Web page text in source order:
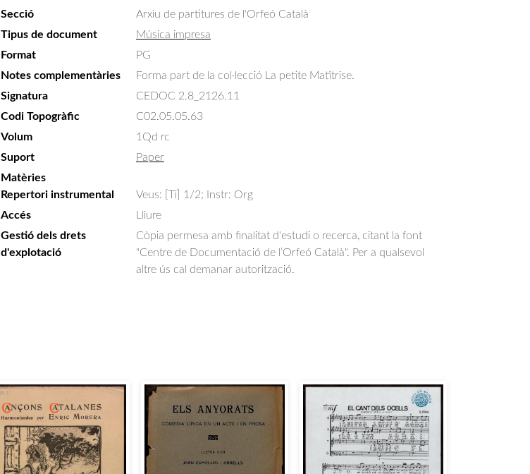
Secció
Arxiu de partitures de l'Orfeó Català
Tipus de document
Música impresa
Format
PG
Notes complementàries
Forma part de la col·lecció La petite Matîtrise.
Signatura
CEDOC 2.8_2126.11
Codi Topogràfic
C02.05.05.63
Volum
1Qd rc
Suport
Paper
Matèries
Repertori instrumental
Veus: [Ti] 1/2; Instr: Org
Accés
Lliure
Gestió dels drets
d'explotació
Còpia permesa amb finalitat d'estudi o recerca, citant la font
"Centre de Documentació de l’Orfeó Català". Per a qualsevol
altre ús cal demanar autorització.